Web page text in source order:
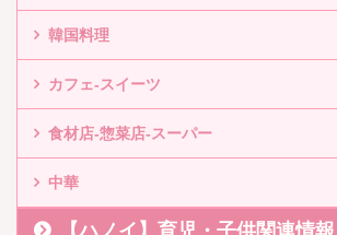
韓国料理
カフェ-スイーツ
食材店-惣菜店-スーパー
中華
【ハノイ】育児・子供関連情報